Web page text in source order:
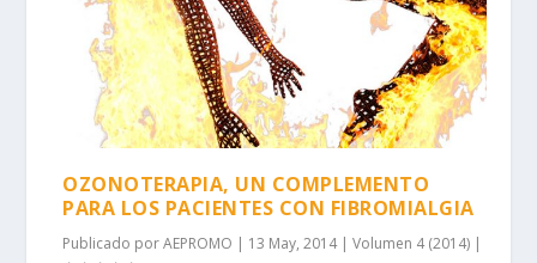
OZONOTERAPIA, UN COMPLEMENTO
PARA LOS PACIENTES CON FIBROMIALGIA
Publicado porAEPROMO | 13 May, 2014|Volumen 4 (2014) |